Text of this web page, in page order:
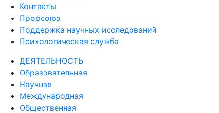
Контакты
Профсоюз
Поддержка научных исследований
Психологическая служба
ДЕЯТЕЛЬНОСТЬ
Образовательная
Научная
Международная
Общественная